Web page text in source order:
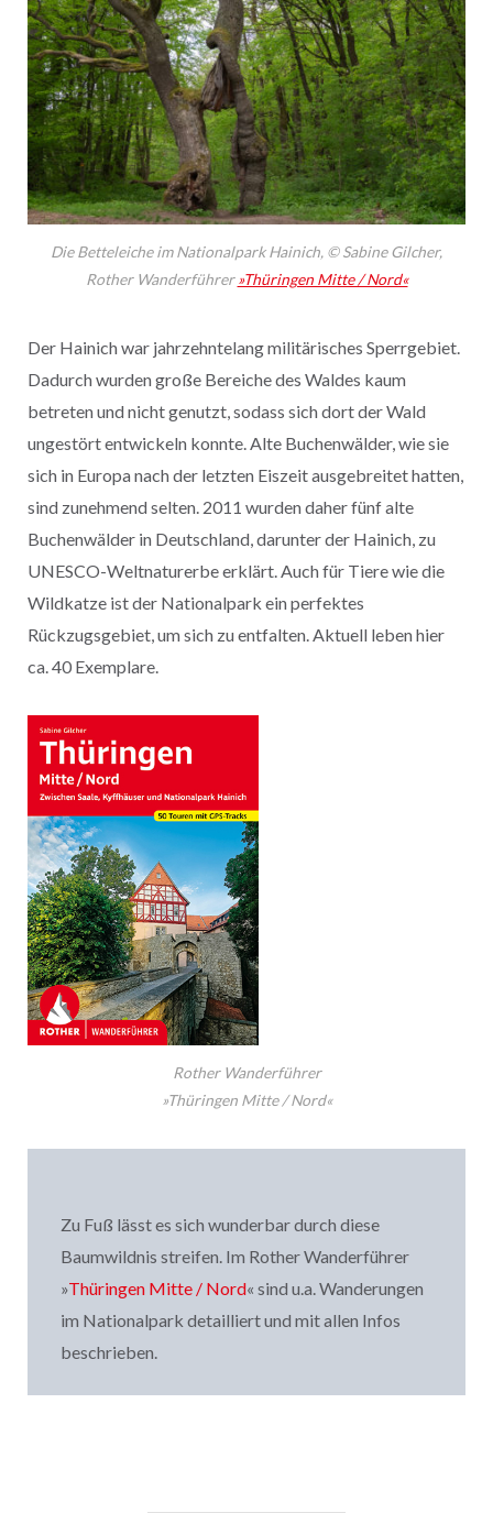
Die Betteleiche im Nationalpark Hainich, © Sabine Gilcher,
Rother Wanderführer»Thüringen Mitte / Nord«
Der Hainich war jahrzehntelang mili­tärisches Sperrgebiet.
Dadurch wurden große Bereiche des Waldes kaum
betreten und nicht genutzt, sodass sich dort der Wald
ungestört entwickeln konnte. Alte Buchenwälder, wie sie
sich in Europa nach der letzten Eiszeit ausgebreitet hatten,
sind zunehmend selten. 2011 wurden daher fünf alte
Buchenwälder in Deutschland, darunter der Hainich, zu
UNESCO-Weltnaturerbe erklärt. Auch für Tiere wie die
Wildkatze ist der Nationalpark ein perfektes
Rückzugsgebiet, um sich zu entfalten. Aktuell leben hier
ca. 40 Exemplare.
Rother Wanderführer
»Thüringen Mitte / Nord«
Zu Fuß lässt es sich wunderbar durch diese
Baumwildnis streifen. Im Rother Wanderführer
»Thüringen Mitte / Nord« sind u.a. Wanderungen
im Nationalpark detailliert und mit allen Infos
beschrieben.